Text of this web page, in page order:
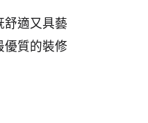
舒適又具藝
優質的裝修